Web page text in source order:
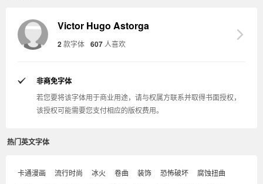
Victor Hugo Astorga
2款字体 607 人喜欢
非商免字体
若您要将该字体用于商业用途，请与权属方联系并取得书面授权，
该授权可能需要您支付相应的版权费用。
热门英文字体
卡通漫画 流行时尚 冰火 卷曲 装饰 恐怖破坏
腐蚀扭曲